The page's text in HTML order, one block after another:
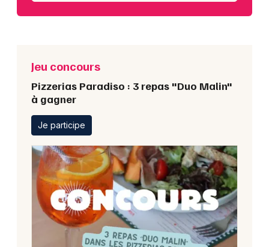
Jeu concours
Pizzerias Paradiso : 3 repas "Duo Malin"
à gagner
Je participe